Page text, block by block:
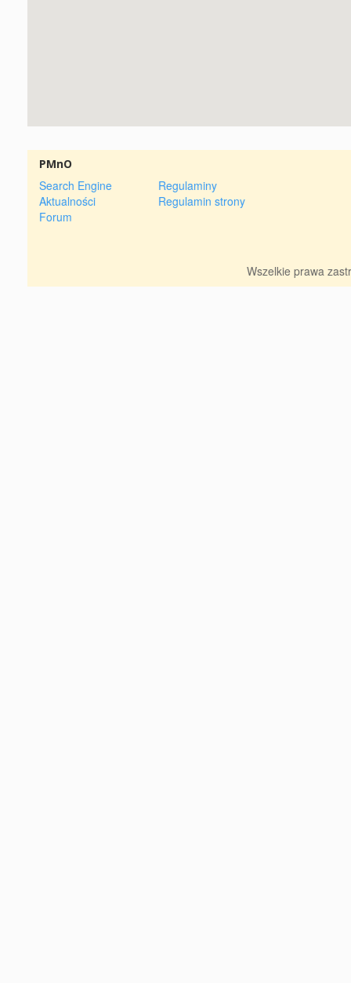
PMnO
Search Engine
Aktualności
Forum
Regulaminy
Regulamin strony
Wszelkie prawa